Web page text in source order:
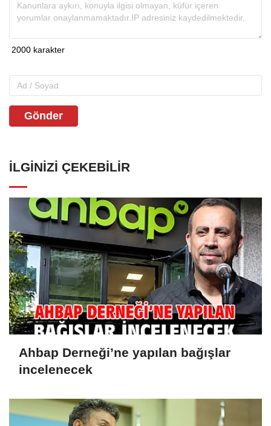
Gönder
İLGINIZI ÇEKEBILIR
Ahbap Derneği’ne yapılan bağışlar
incelenecek